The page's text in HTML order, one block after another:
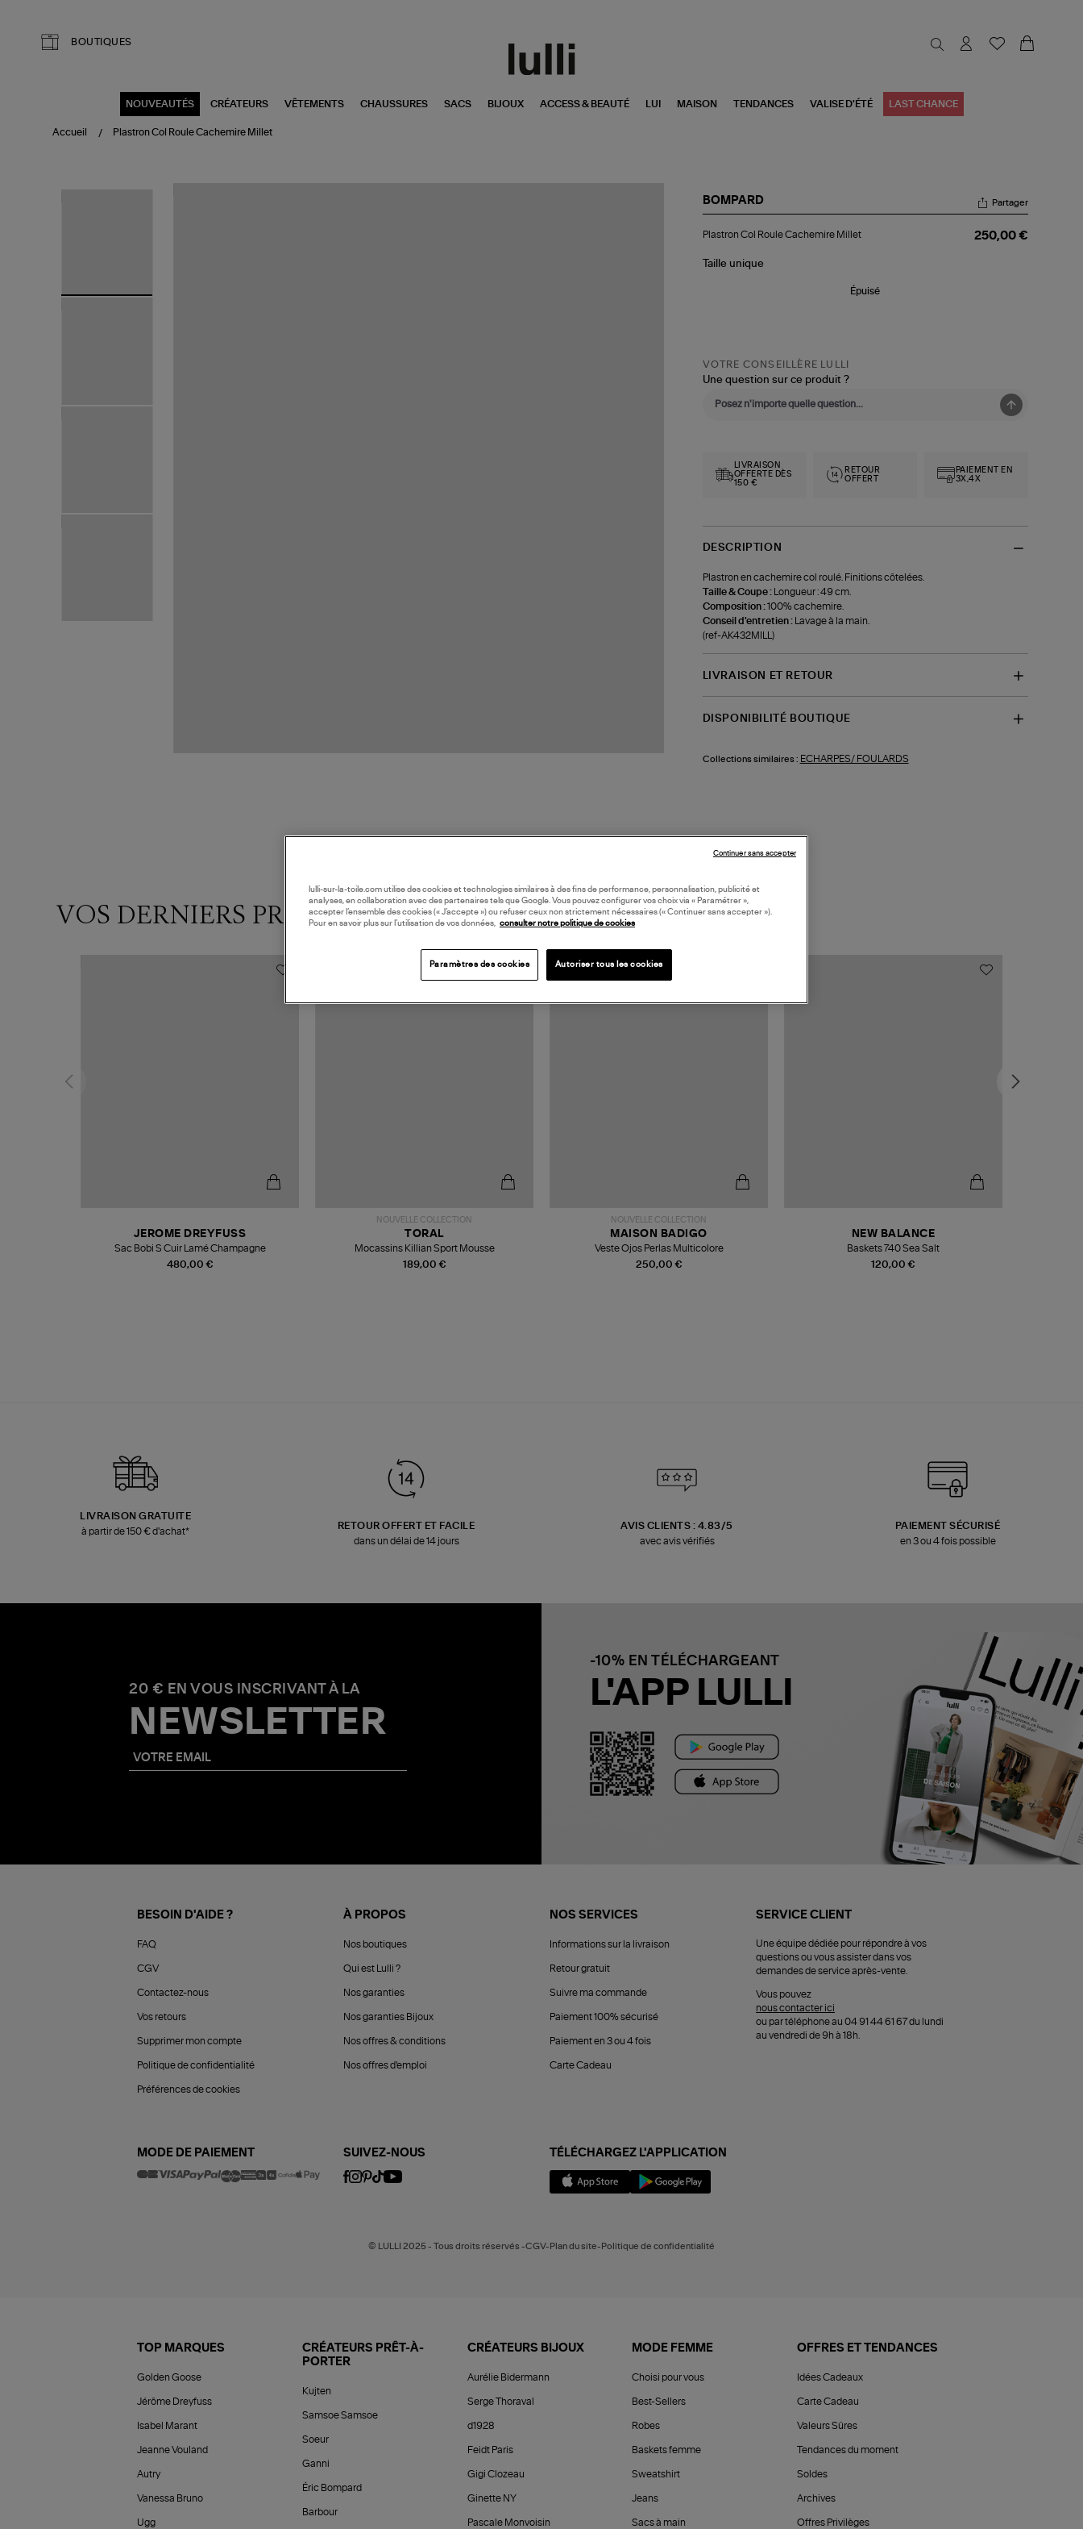
BOUTIQUES
NOUVEAUTÉS CRÉATEURS VÊTEMENTS CHAUSSURES SACS BIJOUX ACCESS & BEAUTÉ LUI MAISON TENDANCES VALISE D'ÉTÉ LAST CHANCE
Accueil Plastron Col Roule Cachemire Millet
BOMPARD
Col
Cachemire
Partager
Plastron Col Roule Cachemire Millet 250,00 €
Taille unique
Épuisé
VOTRE CONSEILLÈRE LULLI
Une question sur ce produit ?
LIVRAISON
OFFERTE DÈS
150 €
RETOUR
OFFERT
PAIEMENT EN
3X,4X
DESCRIPTION
Plastron en cachemire col roulé. Finitions côtelées.
Taille & Coupe :
Longueur : 49 cm.
Composition :100% cachemire.
Conseil d'entretien :
Lavage à la main.
(ref-AK432MILL)
LIVRAISON ET RETOUR
DISPONIBILITÉ BOUTIQUE
Collections similaires : ECHARPES/ FOULARDS
VOS DERNIERS PRODUITS VUS
480,00 €
JEROME DREYFUSS
Sac Bobi S Cuir Lamé Champagne
NOUVELLE COLLECTION
189,00 €
TORAL
Mocassins Killian Sport Mousse
NOUVELLE COLLECTION
250,00 €
MAISON BADIGO
Veste Ojos Perlas Multicolore
120,00 €
NEW BALANCE
Baskets 740 Sea Salt
LIVRAISON GRATUITE
à partir de 150 € d'achat*
RETOUR OFFERT ET FACILE
dans un délai de 14 jours
AVIS CLIENTS : 4.83/5
avec avis vérifiés
PAIEMENT SÉCURISÉ
en 3 ou 4 fois possible
20 € EN VOUS INSCRIVANT À LA
NEWSLETTER
-10% EN TÉLÉCHARGEANT
L'APP LULLI
BESOIN D'AIDE ?
FAQ
CGV
Contactez-nous
Vos retours
Supprimer mon compte
Politique de confidentialité
Préférences de cookies
À PROPOS
Nos boutiques
Qui est Lulli ?
Nos garanties
Nos garanties Bijoux
Nos offres & conditions
Nos offres d'emploi
NOS SERVICES
Informations sur la livraison
Retour gratuit
Suivre ma commande
Paiement 100% sécurisé
Paiement en 3 ou 4 fois
Carte Cadeau
SERVICE CLIENT
Une équipe dédiée pour répondre à vos
questions ou vous assister dans vos
demandes de service après-vente.
Vous pouvez
nous contacter ici
ou par téléphone au 04 91 44 61 67 du lundi
au vendredi de 9h à 18h.
MODE DE PAIEMENT SUIVEZ-NOUS TÉLÉCHARGEZ L'APPLICATION
© LULLI 2025 - Tous droits réservés -CGV-Plan du site-Politique de confidentialité
TOP MARQUES
Golden Goose
Jérôme Dreyfuss
Isabel Marant
Jeanne Vouland
Autry
Vanessa Bruno
Ugg
CRÉATEURS PRÊT-À-
PORTER
Kujten
Samsoe Samsoe
Soeur
Ganni
Éric Bompard
Barbour
CRÉATEURS BIJOUX
Aurélie Bidermann
Serge Thoraval
d1928
Feidt Paris
Gigi Clozeau
Ginette NY
Pascale Monvoisin
MODE FEMME
Choisi pour vous
Best-Sellers
Robes
Baskets femme
Sweatshirt
Jeans
Sacs à main
OFFRES ET TENDANCES
Idées Cadeaux
Carte Cadeau
Valeurs Sûres
Tendances du moment
Soldes
Archives
Offres Privilèges
lulli-sur-la-toile.com utilise des cookies et technologies similaires à des fins de performance, personnalisation, publicité et
analyses, en collaboration avec des partenaires tels que Google. Vous pouvez configurer vos choix via « Paramétrer »,
accepter l’ensemble des cookies (« J’accepte ») ou refuser ceux non strictement nécessaires (« Continuer sans accepter »).
Pour en savoir plus sur l’utilisation de vos données, consulter notre politique de cookies
Paramètres des cookies Autoriser tous les cookies
Continuer sans accepter